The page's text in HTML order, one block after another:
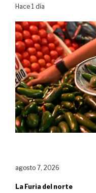
Hace 1 día
agosto 7, 2026
La Furia del norte